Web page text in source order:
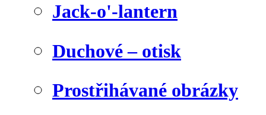
Jack-o'-lantern
Duchové – otisk
Prostřihávané obrázky